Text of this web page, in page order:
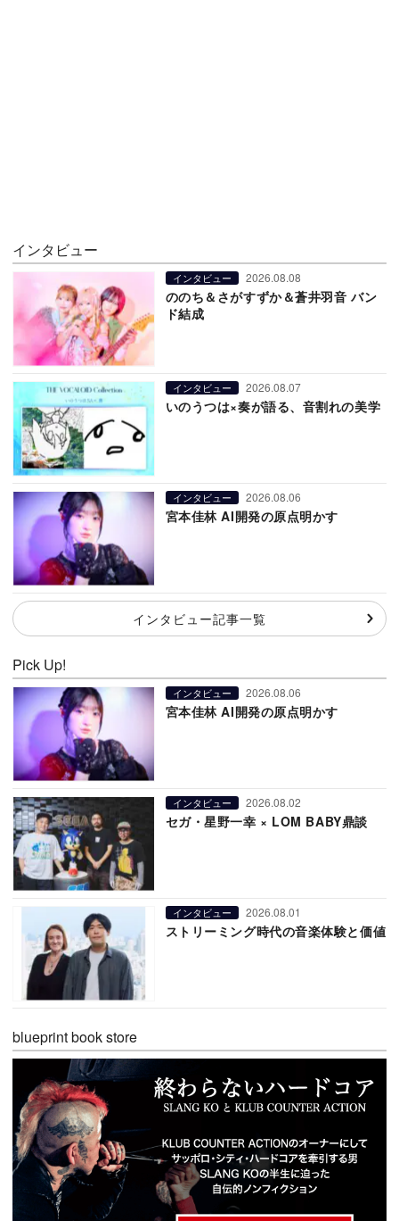
インタビュー
インタビュー 2026.08.08
ののち＆さがすずか＆蒼井羽音 バン
ド結成
インタビュー 2026.08.07
いのうつは×奏が語る、音割れの美学
インタビュー 2026.08.06
宮本佳林 AI開発の原点明かす
インタビュー記事一覧
Pick Up!
インタビュー 2026.08.06
宮本佳林 AI開発の原点明かす
インタビュー 2026.08.02
セガ・星野一幸 × LOM BABY鼎談
インタビュー 2026.08.01
ストリーミング時代の音楽体験と価値
blueprint book store